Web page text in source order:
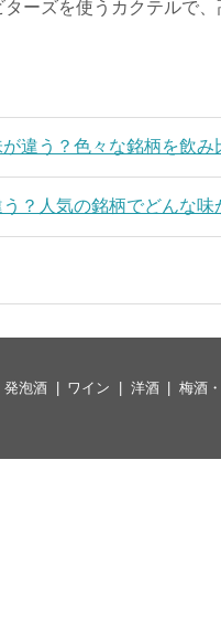
ターズを使うカクテルで
違う？色々な銘柄を飲
？人気の銘柄でどんな味
発泡酒 ワイン 洋酒 梅酒